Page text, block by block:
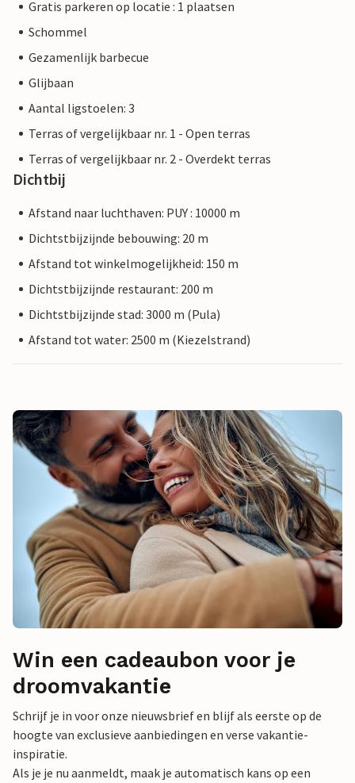
Gratis parkeren op locatie : 1 plaatsen
Schommel
Gezamenlijk barbecue
Glijbaan
Aantal ligstoelen: 3
Terras of vergelijkbaar nr. 1 - Open terras
Terras of vergelijkbaar nr. 2 - Overdekt terras
Dichtbij
Afstand naar luchthaven: PUY : 10000 m
Dichtstbijzijnde bebouwing: 20 m
Afstand tot winkelmogelijkheid: 150 m
Dichtstbijzijnde restaurant: 200 m
Dichtstbijzijnde stad: 3000 m (Pula)
Afstand tot water: 2500 m (Kiezelstrand)
Win een cadeaubon voor je
droomvakantie
Schrijf je in voor onze nieuwsbrief en blijf als eerste op de
hoogte van exclusieve aanbiedingen en verse vakantie-
inspiratie.
Als je je nu aanmeldt, maak je automatisch kans op een